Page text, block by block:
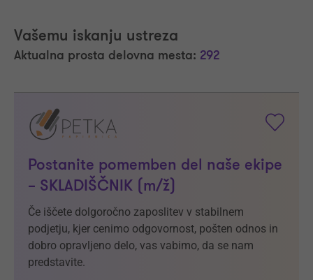
Vašemu iskanju ustreza
Aktualna prosta delovna mesta: 292
Postanite pomemben del naše ekipe
– SKLADIŠČNIK (m/ž)
Če iščete dolgoročno zaposlitev v stabilnem
podjetju, kjer cenimo odgovornost, pošten odnos in
dobro opravljeno delo, vas vabimo, da se nam
predstavite.